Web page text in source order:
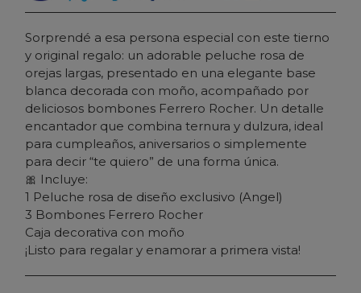
Sorprendé a esa persona especial con este tierno
y original regalo: un adorable peluche rosa de
orejas largas, presentado en una elegante base
blanca decorada con moño, acompañado por
deliciosos bombones Ferrero Rocher. Un detalle
encantador que combina ternura y dulzura, ideal
para cumpleaños, aniversarios o simplemente
para decir “te quiero” de una forma única.
🎀 Incluye:
1 Peluche rosa de diseño exclusivo (Angel)
3 Bombones Ferrero Rocher
Caja decorativa con moño
¡Listo para regalar y enamorar a primera vista!